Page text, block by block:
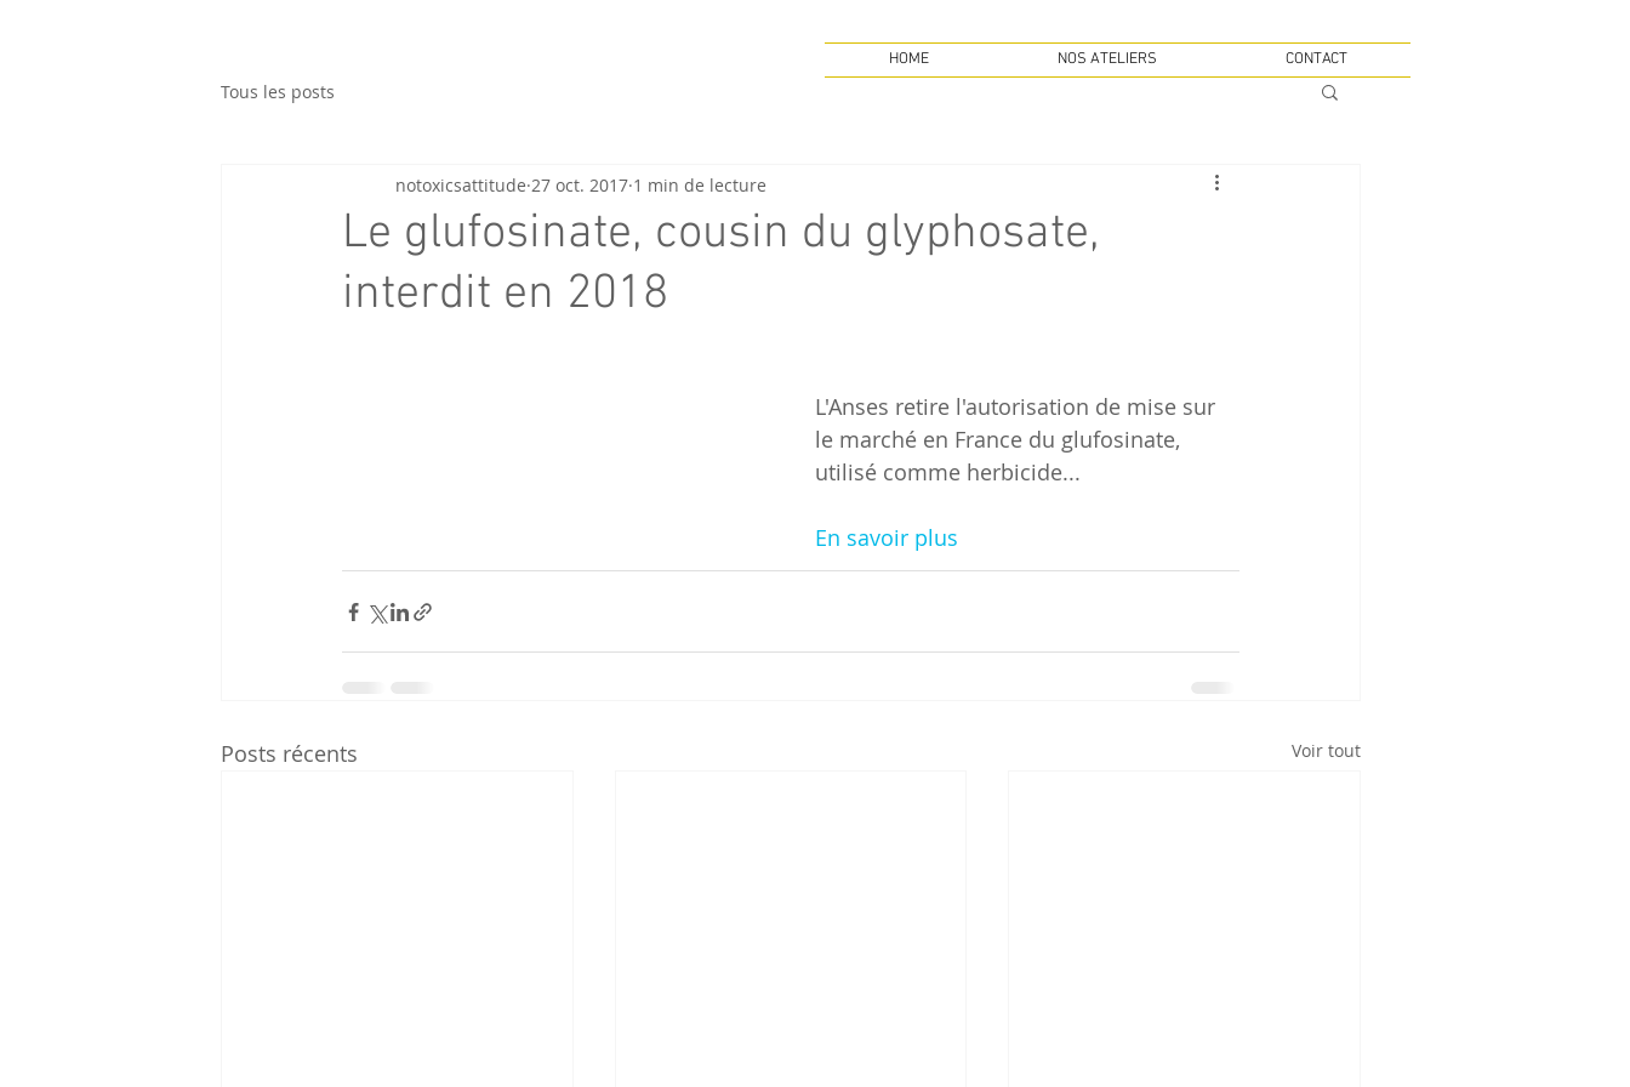
Tous les posts
Le glufosinate, cousin du glyphosate,
interdit en 2018
notoxicsattitude 27 oct. 2017 1 min de lecture
L'Anses retire l'autorisation de mise sur
le marché en France du glufosinate,
utilisé comme herbicide...
En savoir plus
Posts récents Voir tout
HOME NOS ATELIERS CONTACT